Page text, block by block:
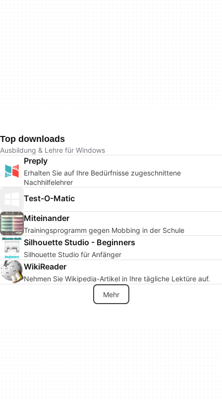
Top downloads
Ausbildung & Lehre für Windows
Preply
Erhalten Sie auf Ihre Bedürfnisse zugeschnittene
Nachhilfelehrer
Test-O-Matic
Miteinander
Trainingsprogramm gegen Mobbing in der Schule
Silhouette Studio - Beginners
Silhouette Studio für Anfänger
WikiReader
Nehmen Sie Wikipedia-Artikel in Ihre tägliche Lektüre auf.
Mehr